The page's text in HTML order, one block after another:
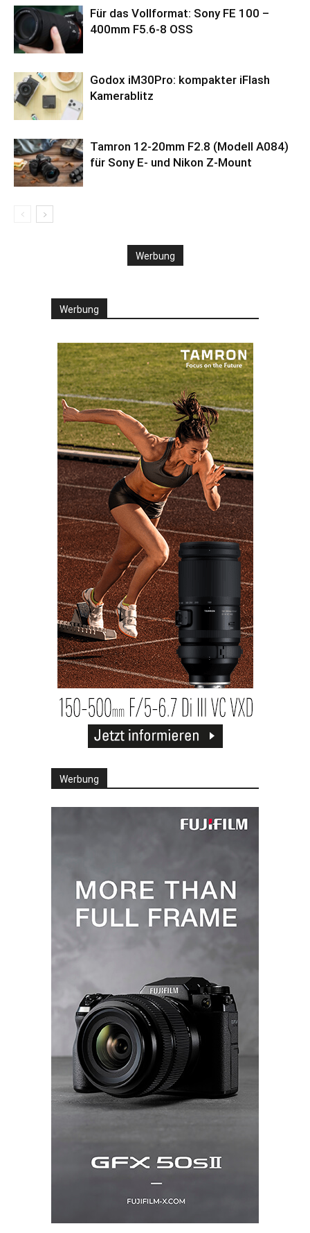
Für das Vollformat: Sony FE 100 –
400mm F5.6-8 OSS
Godox iM30Pro: kompakter iFlash
Kamerablitz
Tamron 12-20mm F2.8 (Modell A084)
für Sony E- und Nikon Z-Mount
Werbung
Werbung
Werbung